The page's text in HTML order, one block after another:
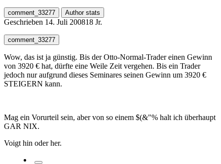
comment_33277 Author stats
Geschrieben 14. Juli 200818 Jr.
comment_33277
Wow, das ist ja günstig. Bis der Otto-Normal-Trader einen Gewinn
von 3920 € hat, dürfte eine Weile Zeit vergehen. Bis ein Trader
jedoch nur aufgrund dieses Seminares seinen Gewinn um 3920 €
STEIGERN kann.
Mag ein Vorurteil sein, aber von so einem $(&"% halt ich überhaupt
GAR NIX.
Voigt hin oder her.